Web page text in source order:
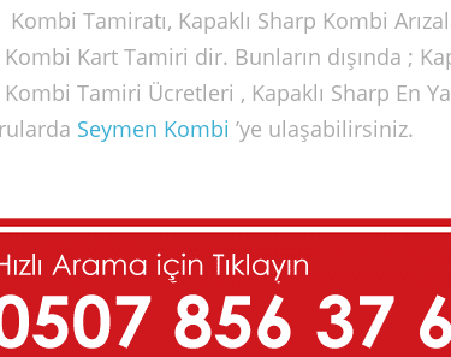
Kombi Tamiratı, Kapaklı Sharp Kombi
Kombi Kart Tamiri dir. Bunların dışında ;
Kombi Tamiri Ücretleri , Kapaklı Sharp En
Seymen Kombi ’ye ulaşabilirsiniz.